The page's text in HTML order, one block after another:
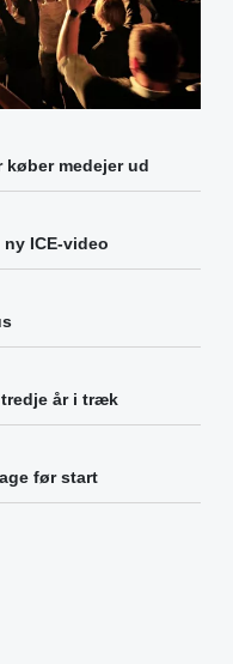
medejer ud
ICE-video
år i træk
før start